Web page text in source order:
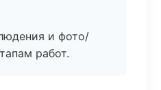
и фото/
работ.